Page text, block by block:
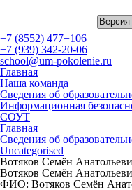
+7 (8552) 477−106
+7 (939) 342-20-06
school@um-pokolenie.ru
Главная
Наша команда
Сведения об
Информационная
СОУТ
Главная
Сведения об
Uncategorised
Вотяков Семён
Вотяков Семён
ФИО: Вотяков Семён